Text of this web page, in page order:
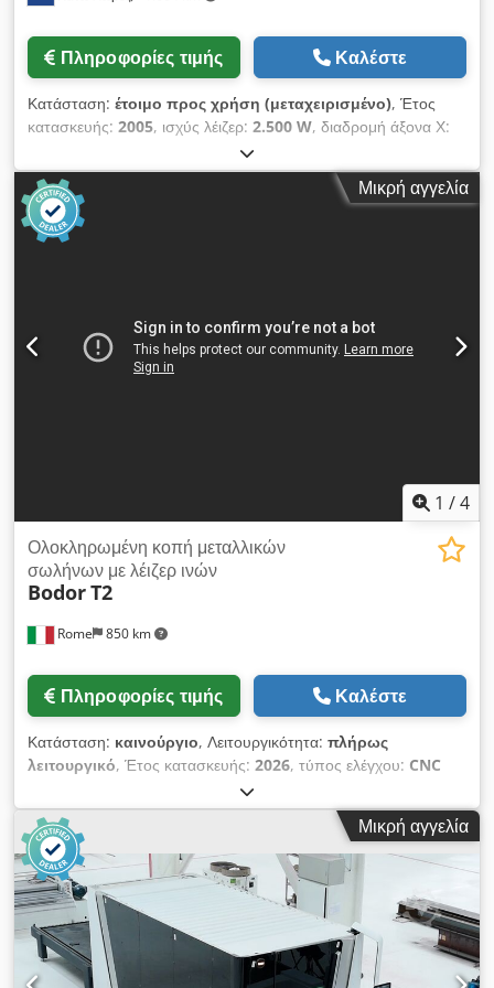
μερών περιλαμβάνεται Προαιρετικά – ByTrans Extended 4020
• Σύστημα αυτοματοποίησης: ByTrans Extended 4020 •
mm • Ονομαστική μορφή φύλλου: 4.000 × 2.000 mm • Πάχος
φύλλου (φόρτωση και εκφόρτωση): 0,8–20 mm • Μέγιστο
βάρος φύλλου: 1.300 kg • Μέγιστο βάρος παλέτας πρώτης
ύλης: 3.000 kg • Μέγιστο ύψος παλέτας πρώτης ύλης: 240
mm • Μέγιστο ύψος παλέτας κομμένων τεμαχίων: 350 mm •
Τυπικός χρόνος κύκλου: 75 s • Βάρος μονάδας: 7.200 kg •
Πληροφορίες τιμής Καλέστε
Κατάσταση: έτοιμο προς χρήση (μεταχειρισμένο), Έτος
κατασκευής: 2005, ισχύς λέιζερ: 2.500 W, διαδρομή άξονα Χ:
1.270 χιλ.
375 χιλ., αριθμός αξόνων:7, Αυτό το μηχάνημα 7 αξόνων
τύπου Mazak 3D Fabri Gear 150 κατασκευάστηκε το 2005.
Διαθέτει εντυπωσιακή διαδρομή μετακίνησης 8750 mm στον
άξονα X, 1270 mm στον άξονα Y και 375 mm στον άξονα Z. Το
προτείνουμε να εξετάσετε το Mazak 3D Fabri Gear 150 που
προσφέρουμε προς πώληση. Επικοινωνήστε μαζί μας για
περισσότερες λεπτομέρειες. • Διαδρομές αξόνων: • X: 8750
Μικρή αγγελία
1 /4
Rome 850 km
Ολοκληρωμένη κοπή μεταλλικών
σωλήνων με λέιζερ ινών
BodorT2
Πληροφορίες τιμής Καλέστε
Κατάσταση: καινούργιο, Λειτουργικότητα: πλήρως
λειτουργικό, Έτος κατασκευής: 2026, τύπος ελέγχου: CNC
, βαθμός αυτοματοποίησης:
ενεργοποίησης:ηλεκτρικός, Μηχανή κοπής μεταλλικών
σωλήνων με λέιζερ ινών πολλαπλών λειτουργιών που βοηθούν
τη μηχανή κοπής σωλήνων λέιζερ να χρησιμοποιηθεί σε
πολλές διαδικασίες κοπής σωλήνων. Το λεπτό ακροφύσιο
επιτρέπει στην κοπτική μηχανή σωλήνων λέιζερ να αποφεύγει
τις παρεμβολές και να κόβει διάφορους τύπους σωλήνων,
συμπεριλαμβανομένων σωλήνων ειδικού σχήματος όπως H-
Beam, P-Beam, I-Beam κ.λπ. Η σύσφιξη της μηχανής κοπής
Μικρή αγγελία